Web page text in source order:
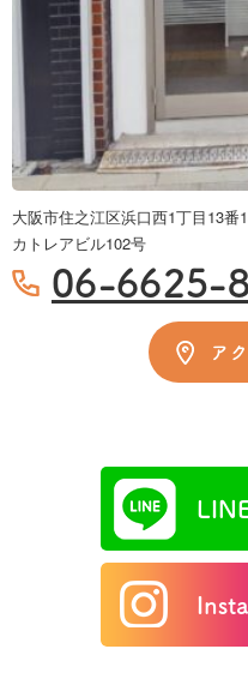
大阪市住之江区浜口西1丁目13番
カトレアビル102号
06-6625-
ア